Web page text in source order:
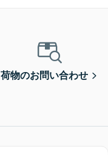
荷物のお問い合わせ